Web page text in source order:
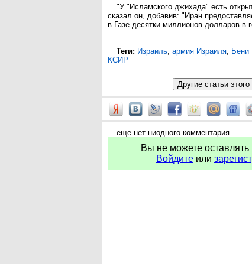
"У "Исламского джихада" есть
сказал он, добавив: "Иран
в Газе десятки миллионов долларов в
Теги: Израиль, армия Израиля, Бени
КСИР
еще нет ниодного комментария...
Вы не можете
Войдите или